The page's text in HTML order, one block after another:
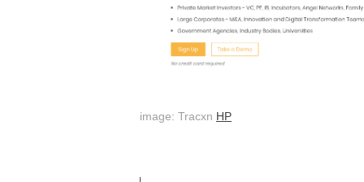
image: Tracxn HP